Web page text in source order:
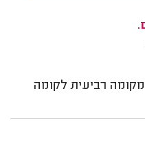
רביעית לקומה